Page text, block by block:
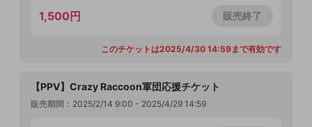
1,500円 販売終了
このチケットは2025/4/30 14:59まで有効です
【PPV】Crazy Raccoon軍団応援チケット
販売期間：2025/2/14 9:00 - 2025/4/29 14:59